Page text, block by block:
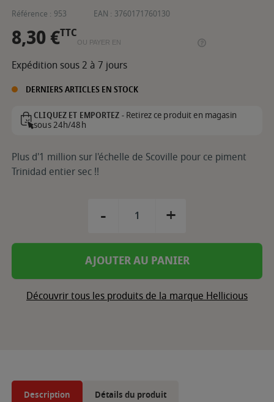
Référence : 953 EAN : 3760171760130
8,30 €TTC
OU PAYER EN
Expédition sous 2 à 7 jours
DERNIERS ARTICLES EN STOCK
CLIQUEZ ET EMPORTEZ -Retirez ce produit en magasin
sous 24h/48h
Plus d'1 million sur l'échelle de Scoville pour ce piment
Trinidad entier sec !!
- +
AJOUTER AU PANIER
Découvrir tous les produits de la marque Hellicious
Description Détails du produit